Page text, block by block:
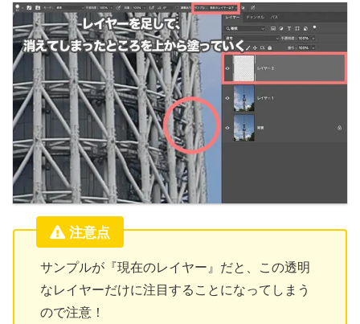
注意点
サンプルが『現在のレイヤー』だと、この透明
なレイヤーだけに注目することになってしまう
ので注意！